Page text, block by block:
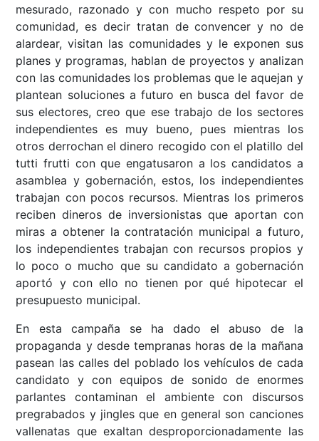
mesurado, razonado y con mucho respeto por su
comunidad, es decir tratan de convencer y no de
alardear, visitan las comunidades y le exponen sus
planes y programas, hablan de proyectos y analizan
con las comunidades los problemas que le aquejan y
plantean soluciones a futuro en busca del favor de
sus electores, creo que ese trabajo de los sectores
independientes es muy bueno, pues mientras los
otros derrochan el dinero recogido con el platillo del
tutti frutti con que engatusaron a los candidatos a
asamblea y gobernación, estos, los independientes
trabajan con pocos recursos. Mientras los primeros
reciben dineros de inversionistas que aportan con
miras a obtener la contratación municipal a futuro,
los independientes trabajan con recursos propios y
lo poco o mucho que su candidato a gobernación
aportó y con ello no tienen por qué hipotecar el
presupuesto municipal.
En esta campaña se ha dado el abuso de la
propaganda y desde tempranas horas de la mañana
pasean las calles del poblado los vehículos de cada
candidato y con equipos de sonido de enormes
parlantes contaminan el ambiente con discursos
pregrabados y jingles que en general son canciones
vallenatas que exaltan desproporcionadamente las